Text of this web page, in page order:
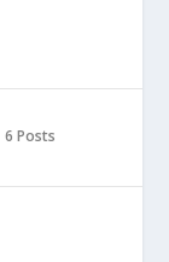
6 Posts